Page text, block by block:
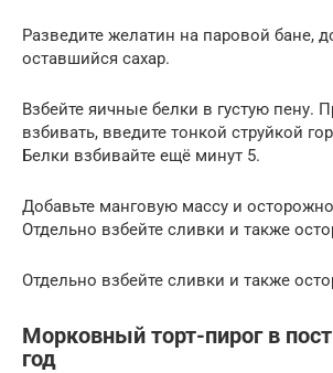
Разведите желатин на паровой бане,
оставшийся сахар.
Взбейте яичные белки в густую пену.
взбивать, введите тонкой струйкой
Белки взбивайте ещё минут 5.
Добавьте манговую массу и
Отдельно взбейте сливки и также
Отдельно взбейте сливки и также
Морковный торт-пирог в
год